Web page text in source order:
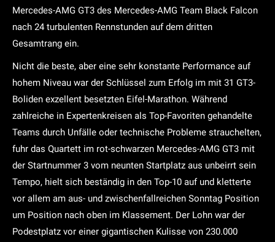
Mercedes-AMG GT3 des Mercedes-AMG Team Black Falcon
nach 24 turbulenten Rennstunden auf dem dritten
Gesamtrang ein.
Nicht die beste, aber eine sehr konstante Performance auf
hohem Niveau war der Schlüssel zum Erfolg im mit 31 GT3-
Boliden exzellent besetzten Eifel-Marathon. Während
zahlreiche in Expertenkreisen als Top-Favoriten gehandelte
Teams durch Unfälle oder technische Probleme strauchelten,
fuhr das Quartett im rot-schwarzen Mercedes-AMG GT3 mit
der Startnummer 3 vom neunten Startplatz aus unbeirrt sein
Tempo, hielt sich beständig in den Top-10 auf und kletterte
vor allem am aus- und zwischenfallreichen Sonntag Position
um Position nach oben im Klassement. Der Lohn war der
Podestplatz vor einer gigantischen Kulisse von 230.000